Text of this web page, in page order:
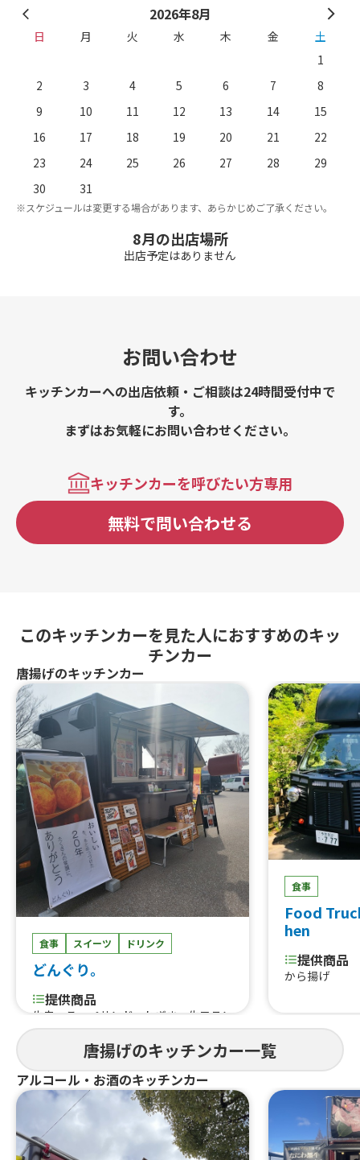
2026年8月
日 月 火 水 木 金
土
1
2
3 4 5 6 7
8
9
10 11 12 13 14
15
16
17 18 19 20 21
22
23
24 25 26 27 28
29
30
31
※スケジュールは変更する場合があります、あらかじめご了承ください。
8月の出店場所
出店予定はありません
お問い合わせ
キッチンカーへの出店依頼・ご相談は24時間受付中で
す。
まずはお気軽にお問い合わせください。
キッチンカーを呼びたい方専用
無料で問い合わせる
このキッチンカーを見た人におすすめのキッ
チンカー
唐揚げのキッチンカー
食事 スイーツ ドリンク
どんぐり。
提供商品
牛串、こっぺサンド、ねぎま、生フラン
ク、唐揚げ丼、カルビ丼、ドラゴンロ
ングポテト、ソフトドリンク、ロース
バーガー、かき氷、日替わり丼、日替
わり弁当、串カツ、たません、生ビー
ル、ハイボール、あら、やだ 唐揚
げ、屋台の焼きそば、日替わりパスタ
（サラダ付き）、たこ焼き
食事
Food
hen
提供商品
から揚げ
唐揚げのキッチンカー一覧
アルコール・お酒のキッチンカー